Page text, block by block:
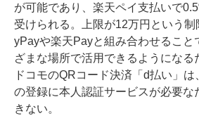
が可能であり、楽天ペイ支払いで
受けられる。上限が12万円という
yPayや楽天Payと組み合わせること
ざまな場所で活用できるようにな
ドコモのQRコード決済「d払い」
の登録に本人認証サービスが必要な
きない。